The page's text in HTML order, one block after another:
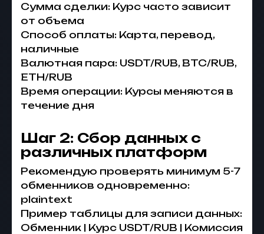
Сумма сделки: Курс часто зависит
от объема
Способ оплаты: Карта, перевод,
наличные
Валютная пара: USDT/RUB, BTC/RUB,
ETH/RUB
Время операции: Курсы меняются в
течение дня
Шаг 2: Сбор данных с
различных платформ
Рекомендую проверять минимум 5-7
обменников одновременно:
plaintext
Пример таблицы для записи данных:
Обменник | Курс USDT/RUB | Комиссия